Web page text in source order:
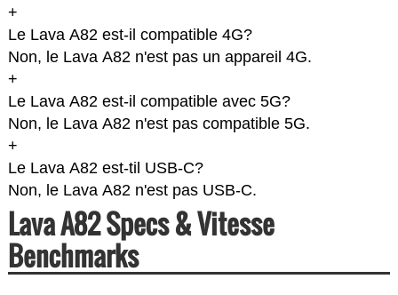
+
Le Lava A82 est-il compatible 4G?
Non, le Lava A82 n'est pas un appareil 4G.
+
Le Lava A82 est-il compatible avec 5G?
Non, le Lava A82 n'est pas compatible 5G.
+
Le Lava A82 est-til USB-C?
Non, le Lava A82 n'est pas USB-C.
Lava A82 Specs & Vitesse
Benchmarks